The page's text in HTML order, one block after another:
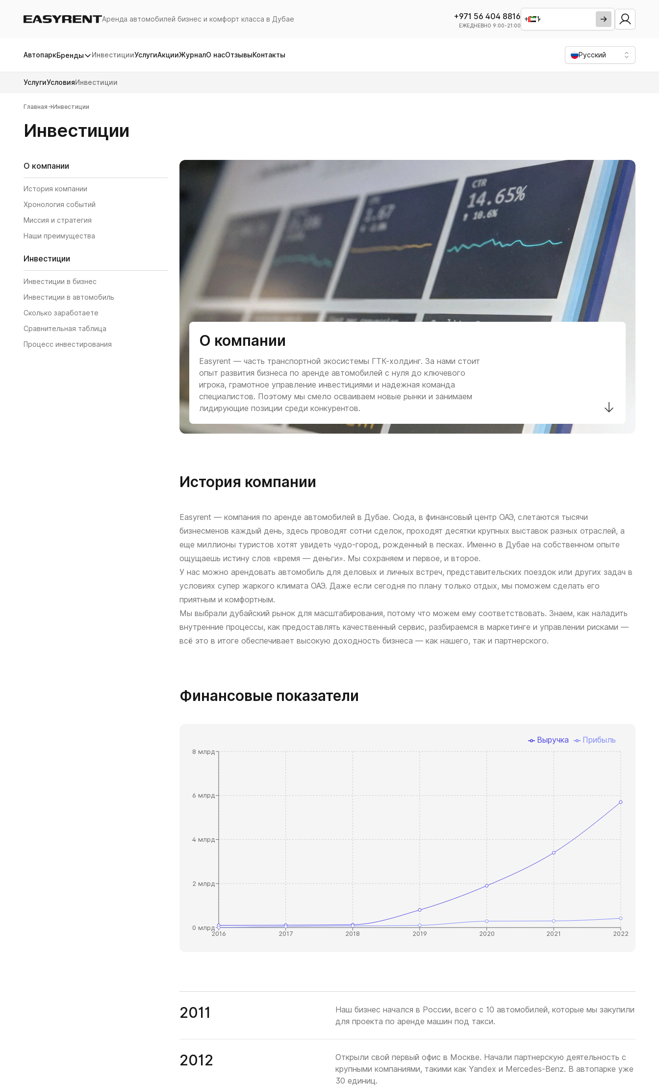
Easy Rent Аренда автомобилей бизнес и комфорт класса в Дубае +971 56 404 8816
ЕЖЕДНЕВНО 9:00-21:00
АвтопаркБренды ИнвестицииУслугиАкцииЖурналО насОтзывыКонтакты Русский
УслугиУсловияИнвестиции
Главная →Инвестиции
Инвестиции
О компании
История компании
Хронология событий
Миссия и стратегия
Наши преимущества
Инвестиции
Инвестиции в бизнес
Инвестиции в автомобиль
Сколько заработаете
Сравнительная таблица
Процесс инвестирования
О компании
Easyrent — часть транспортной экосистемы ГТК-холдинг. За нами стоит
опыт развития бизнеса по аренде автомобилей с нуля до ключевого
игрока, грамотное управление инвестициями и надежная команда
специалистов. Поэтому мы смело осваиваем новые рынки и занимаем
лидирующие позиции среди конкурентов.
История компании
Easyrent — компания по аренде автомобилей в Дубае. Сюда, в финансовый центр ОАЭ, слетаются тысячи
бизнесменов каждый день, здесь проводят сотни сделок, проходят десятки крупных выставок разных отраслей, а
еще миллионы туристов хотят увидеть чудо-город, рожденный в песках. Именно в Дубае на собственном опыте
ощущаешь истину слов «время — деньги». Мы сохраняем и первое, и второе.
У нас можно арендовать автомобиль для деловых и личных встреч, представительских поездок или других задач в
условиях супер жаркого климата ОАЭ. Даже если сегодня по плану только отдых, мы поможем сделать его
приятным и комфортным.
Мы выбрали дубайский рынок для масштабирования, потому что можем ему соответствовать. Знаем, как наладить
внутренние процессы, как предоставлять качественный сервис, разбираемся в маркетинге и управлении рисками —
всё это в итоге обеспечивает высокую доходность бизнеса — как нашего, так и партнерского.
Финансовые показатели
2016 2017 2018 2019 2020 2021 2022
0 млрд
2 млрд
4 млрд
6 млрд
8 млрд
Выручка Прибыль
2011
Наш бизнес начался в России, всего с 10 автомобилей, которые мы закупили
для проекта по аренде машин под такси.
2012
Открыли свой первый офис в Москве. Начали партнерскую деятельность с
крупными компаниями, такими как Yandex и Mercedes-Benz. В автопарке уже
30 единиц.